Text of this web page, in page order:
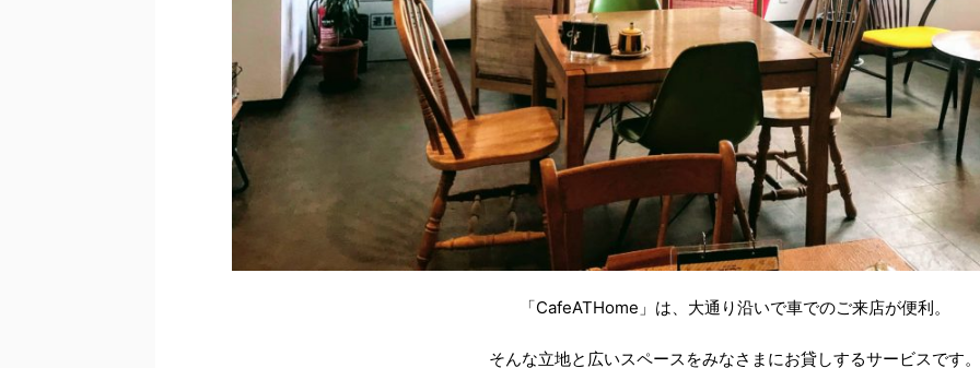
「CafeATHome」は、大通り沿いで車でのご来店が便利。
そんな立地と広いスペースをみなさまにお貸しするサービスです。